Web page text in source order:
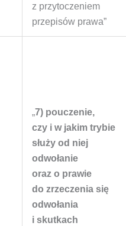
z przytoczeniem
przepisów prawa”
„7) pouczenie,
czy i w jakim trybie
służy od niej
odwołanie
oraz o prawie
do zrzeczenia się
odwołania
i skutkach